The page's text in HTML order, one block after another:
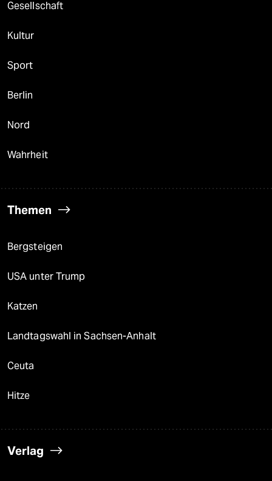
Gesellschaft
Kultur
Sport
Berlin
Nord
Wahrheit
Themen
Bergsteigen
USA unter Trump
Katzen
Landtagswahl in Sachsen-Anhalt
Ceuta
Hitze
Verlag